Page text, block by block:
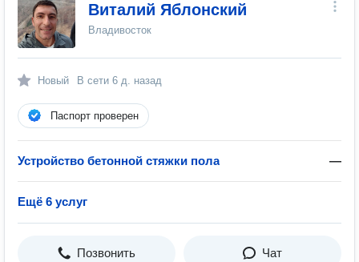
Виталий Яблонский
Владивосток
Новый В сети 6 д. назад
Паспорт проверен
Устройство бетонной стяжки пола —
Ещё 6 услуг
Позвонить Чат